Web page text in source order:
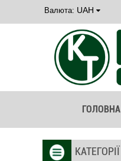
Валюта: UAH
ГОЛОВНА
КАТЕГОРІЇ